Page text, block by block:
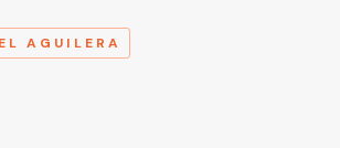
AGUILERA